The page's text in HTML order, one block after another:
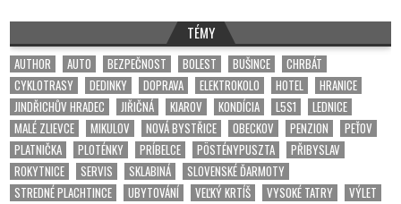
TÉMY
AUTHOR AUTO BEZPEČNOST BOLEST BUŠINCE
CHRBÁT
CYKLOTRASY
DEDINKY DOPRAVA ELEKTROKOLO HOTEL
HRANICE
JINDŘICHŮV HRADEC
JIŘIČNÁ KIAROV KONDÍCIA L5S1
LEDNICE
MALÉ ZLIEVCE
MIKULOV NOVÁ BYSTŘICE OBECKOV PENZION
PEŤOV
PLATNIČKA
PLOTÉNKY PRÍBELCE PÖSTÉNYPUSZTA
PŘIBYSLAV
ROKYTNICE
SERVIS SKLABINÁ
SLOVENSKÉ ĎARMOTY
STREDNÉ PLACHTINCE
UBYTOVÁNÍ VEĽKÝ KRTÍŠ VYSOKÉ TATRY
VÝLET